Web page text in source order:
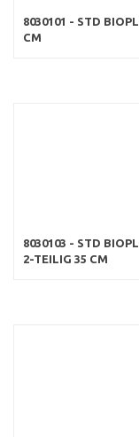
8030101 - STD
CM
8030103 - STD
2-TEILIG 35 CM